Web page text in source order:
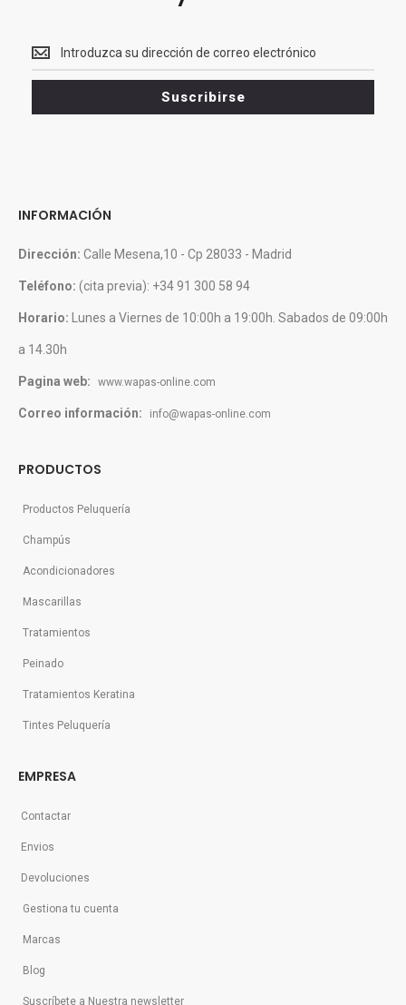
Recibe<br>
Ofertas
y
Suscribirse
INFORMACIÓN
Dirección: Calle Mesena,10 - Cp 28033 - Madrid
Teléfono: (cita previa): +34 91 300 58 94
Horario: Lunes a Viernes de 10:00h a 19:00h. Sabados de 09:00h
a 14.30h
Pagina web: www.wapas-online.com
Correo información: info@wapas-online.com
PRODUCTOS
Productos Peluquería
Champús
Acondicionadores
Mascarillas
Tratamientos
Peinado
Tratamientos Keratina
Tintes Peluquería
EMPRESA
Contactar
Envios
Devoluciones
Gestiona tu cuenta
Marcas
Blog
Suscríbete a Nuestra newsletter